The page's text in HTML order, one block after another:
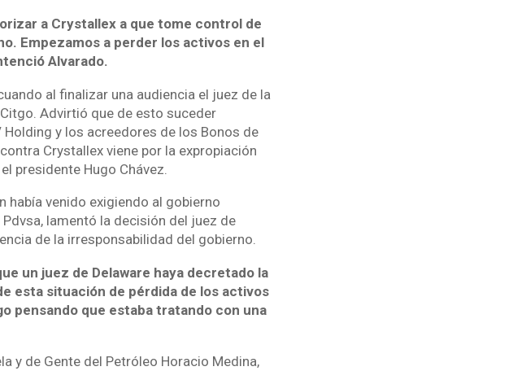
a Crystallex a que tome control de
Empezamos a perder los activos en el
Alvarado.
al finalizar una audiencia el juez de la
Advirtió que de esto suceder
y los acreedores de los Bonos de
Crystallex viene por la expropiación
presidente Hugo Chávez.
había venido exigiendo al gobierno
lamentó la decisión del juez de
de la irresponsabilidad del gobierno.
un juez de Delaware haya decretado la
esta situación de pérdida de los activos
pensando que estaba tratando con una
y de Gente del Petróleo Horacio Medina,